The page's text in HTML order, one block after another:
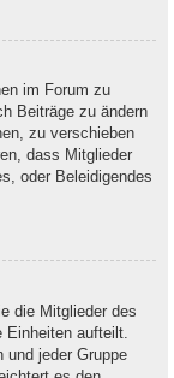
im Forum zu
Beiträge zu ändern
zu verschieben
dass Mitglieder
oder Beleidigendes
die Mitglieder des
aufteilt.
und jeder Gruppe